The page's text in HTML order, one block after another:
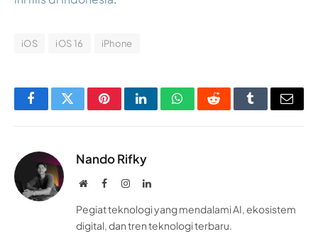
iOS iOS 16 iPhone
FacebookTwitterPinterestLinkedInWhatsAppRedditTumblrEmail
Nando Rifky
WebsiteFacebookInstagramLinkedIn
Pegiat teknologi yang mendalami AI, ekosistem
digital, dan tren teknologi terbaru.